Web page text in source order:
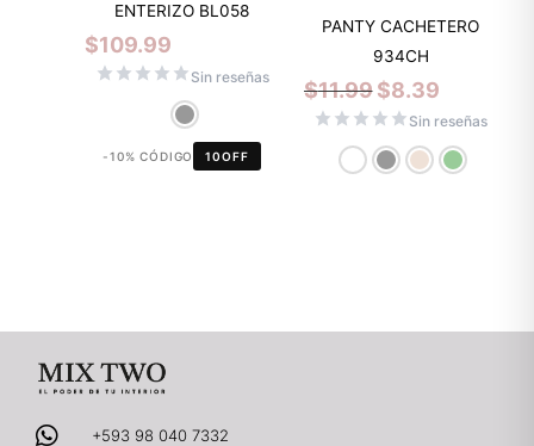
ENTERIZO BL058
$109.99
Sin reseñas
-10% CÓDIGO 10OFF
PANTY CACHETERO
934CH
$11.99 $8.39
Sin reseñas
+593 98 040 7332